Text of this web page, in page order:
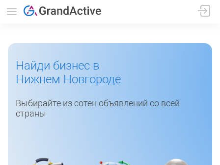
Найди бизнес в
Нижнем Новгороде
Выбирайте из сотен объявлений со всей
страны